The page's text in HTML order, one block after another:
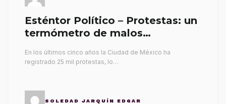
Esténtor Político – Protestas: un
termómetro de malos
En los últimos cinco años la Ciudad de México ha
registrado 25 mil protestas, lo…
SOLEDAD JARQUÍN EDGAR